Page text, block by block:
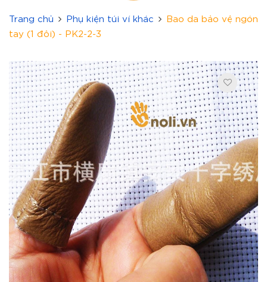
Trang chủ Phụ kiện túi ví khác
Bao da bảo vệ ngón
tay (1 đôi) - PK2-2-3